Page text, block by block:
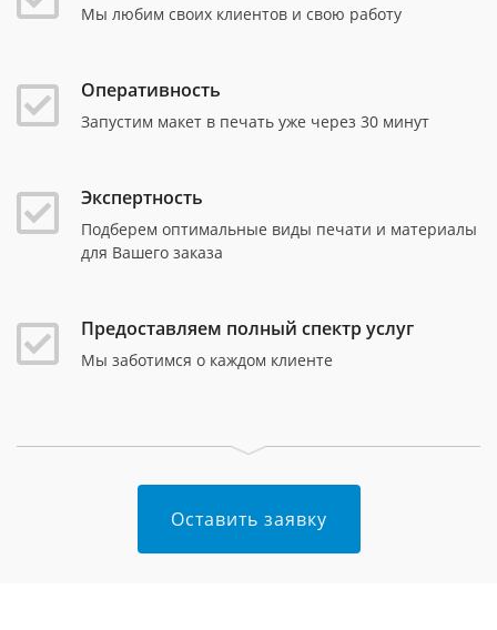
Мы любим своих клиентов и свою работу
Оперативность
Запустим макет в печать уже через 30 минут
Экспертность
Подберем оптимальные виды печати и материалы
для Вашего заказа
Предоставляем полный спектр услуг
Мы заботимся о каждом клиенте
Оставить заявку